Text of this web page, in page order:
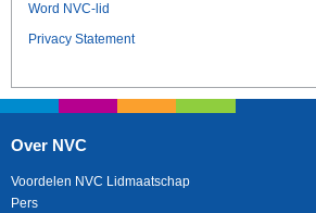
Word NVC-lid
Privacy Statement
Over NVC
Voordelen NVC Lidmaatschap
Pers